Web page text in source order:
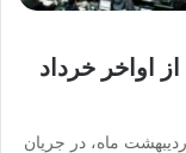
اواخر خرداد
الوصنف ، در جلسه علنی امروز، 26 اردیبهشت ماه، در جریان